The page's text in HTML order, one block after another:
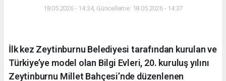
18.05.2026 - 14:34, Güncelleme: 18.05.2026 - 14:37
İlk kez Zeytinburnu Belediyesi tarafından kurulan ve
Türkiye’ye model olan Bilgi Evleri, 20. kuruluş yılını
Zeytinburnu Millet Bahçesi’nde düzenlenen